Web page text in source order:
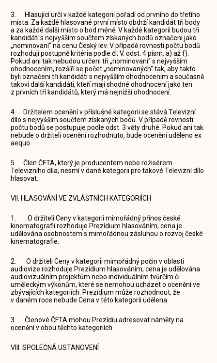
3. Hlasující určí v každé kategorii pořadí od prvního do třetího
místa. Za každé hlasované první místo obdrží kandidát tři body
a za každé další místo o bod méně. V každé kategorii budou tři
kandidáti s nejvyšším součtem získaných bodů označeni jako
„nominovaní“ na cenu Český lev. V případě rovnosti počtu bodů
rozhodují postupně kritéria podle čl. V. odst. 4 písm. a) až f).
Pokud ani tak nebudou určeni tři „nominovaní“ s nejvyšším
ohodnocením, rozšíří se počet „nominovaných“ tak, aby takto
byli označeni tři kandidáti s nejvyšším ohodnocením a současně
takoví další kandidáti, kteří mají shodné ohodnocení jako ten
z prvních tří kandidátů, který má nejnižší ohodnocení.
4. Držitelem ocenění v příslušné kategorii se stává Televizní
dílo s nejvyšším součtem získaných bodů. V případě rovnosti
počtu bodů se postupuje podle odst. 3 věty druhé. Pokud ani tak
nebude o držiteli ocenění rozhodnuto, bude ocenění uděleno ex
aequo.
5. Člen ČFTA, který je producentem nebo režisérem
Televizního díla, nesmí v dané kategorii pro takové Televizní dílo
hlasovat.
VII. HLASOVÁNÍ VE ZVLÁŠTNÍCH KATEGORIÍCH
1. O držiteli Ceny v kategorii mimořádný přínos české
kinematografii rozhoduje Prezídium hlasováním, cena je
udělována osobnostem s mimořádnou zásluhou o rozvoj české
kinematografie.
2. O držiteli Ceny v kategorii mimořádný počin v oblasti
audiovize rozhoduje Prezídium hlasováním, cena je udělována
audiovizuálním projektům nebo individuálním tvůrčím či
uměleckým výkonům, které se nemohou ucházet o ocenění ve
zbývajících kategoriích. Prezídium může rozhodnout, že
v daném roce nebude Cena v této kategorii udělena.
3. Členové ČFTA mohou Prezídiu adresovat náměty na
ocenění v obou těchto kategoriích.
VIII. SPOLEČNÁ USTANOVENÍ